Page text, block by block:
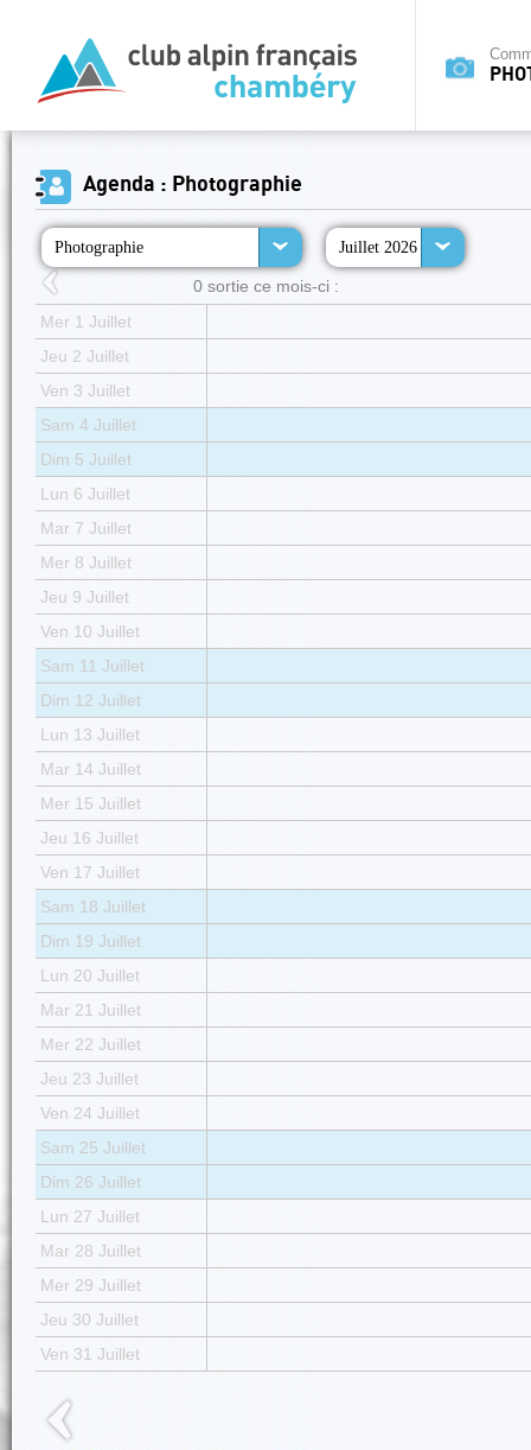
Agenda : Photographie
Photographie Juillet 2026
0 sortie ce mois-ci :
Mer 1 Juillet
Jeu 2 Juillet
Ven 3 Juillet
Sam 4 Juillet
Dim 5 Juillet
Lun 6 Juillet
Mar 7 Juillet
Mer 8 Juillet
Jeu 9 Juillet
Ven 10 Juillet
Sam 11 Juillet
Dim 12 Juillet
Lun 13 Juillet
Mar 14 Juillet
Mer 15 Juillet
Jeu 16 Juillet
Ven 17 Juillet
Sam 18 Juillet
Dim 19 Juillet
Lun 20 Juillet
Mar 21 Juillet
Mer 22 Juillet
Jeu 23 Juillet
Ven 24 Juillet
Sam 25 Juillet
Dim 26 Juillet
Lun 27 Juillet
Mar 28 Juillet
Mer 29 Juillet
Jeu 30 Juillet
Ven 31 Juillet